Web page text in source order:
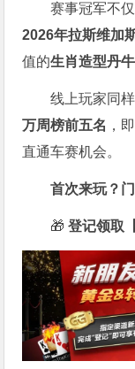
赛事冠军不
2026年拉斯维加
值的生肖造型丹
线上玩家同
万周榜前五名 ，
直通车赛机会。
首次来玩？
🎁 登记领取